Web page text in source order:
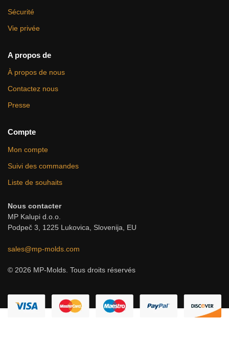
Sécurité
Vie privée
A propos de
À propos de nous
Contactez nous
Presse
Compte
Mon compte
Suivi des commandes
Liste de souhaits
Nous contacter
MP Kalupi d.o.o.
Podpeč 3, 1225 Lukovica, Slovenija, EU
sales@mp-molds.com
© 2026 MP-Molds. Tous droits réservés